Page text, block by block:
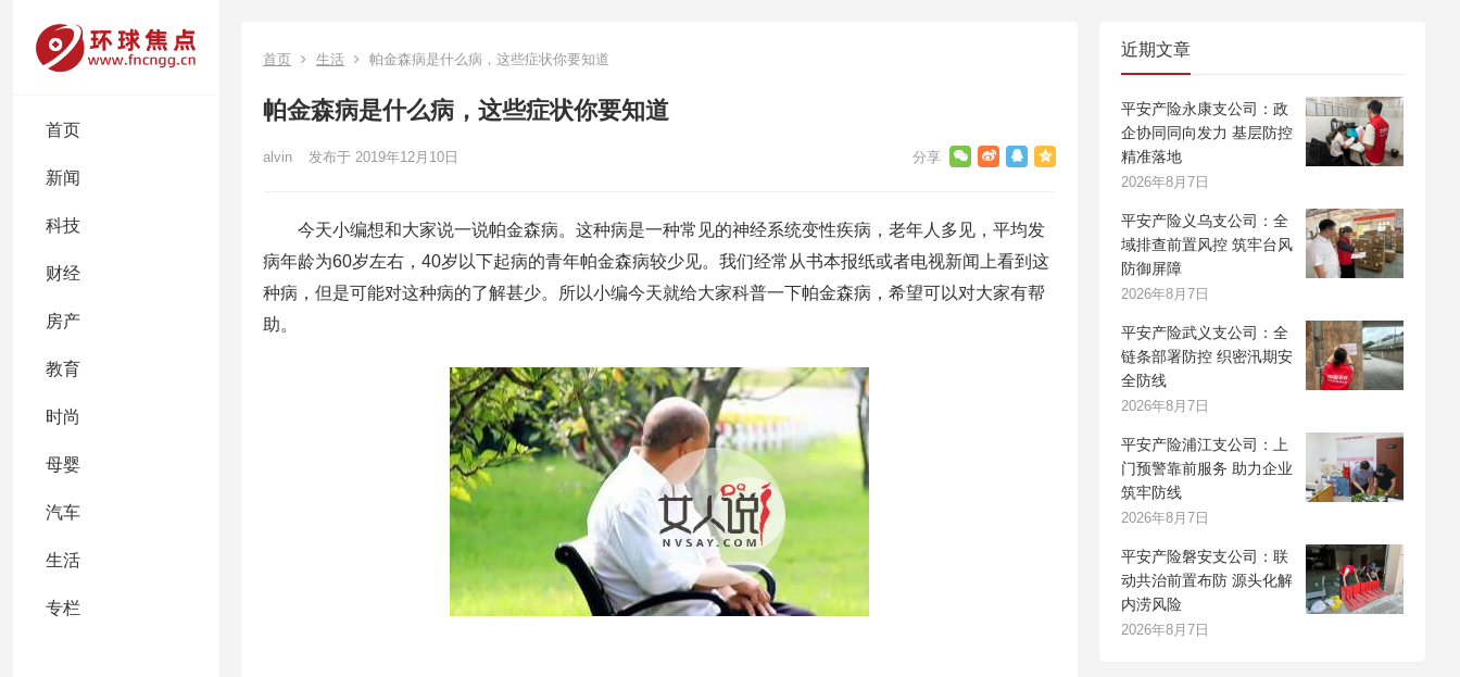
首页
新闻
科技
财经
房产
教育
时尚
母婴
汽车
生活
专栏
首页 生活 帕金森病是什么病，这些症状你要知道
帕金森病是什么病，这些症状你要知道
alvin 发布于 2019年12月10日
今天小编想和大家说一说帕金森病。这种病是一种常见的神经系统变性疾病，老年人多见，平均发
病年龄为60岁左右，40岁以下起病的青年帕金森病较少见。我们经常从书本报纸或者电视新闻上看到这
种病，但是可能对这种病的了解甚少。所以小编今天就给大家科普一下帕金森病，希望可以对大家有帮
助。
近期文章
平安产险永康支公司：政
企协同同向发力 基层防控
精准落地
2026年8月7日
平安产险义乌支公司：全
域排查前置风控 筑牢台风
防御屏障
2026年8月7日
平安产险武义支公司：全
链条部署防控 织密汛期安
全防线
2026年8月7日
平安产险浦江支公司：上
门预警靠前服务 助力企业
筑牢防线
2026年8月7日
平安产险磐安支公司：联
动共治前置布防 源头化解
内涝风险
2026年8月7日